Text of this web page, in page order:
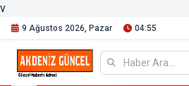
v
9 Ağustos 2026, Pazar 04:55